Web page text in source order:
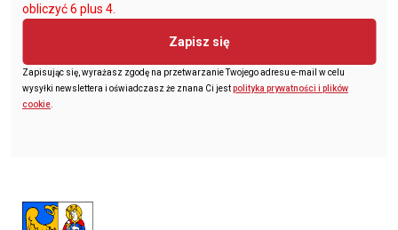
obliczyć 6 plus 4.
Zapisz się
Zapisując się, wyrażasz zgodę na przetwarzanie Twojego adresu e-mail w celu
wysyłki newslettera i oświadczasz że znana Ci jestpolityka prywatności i plików
cookie